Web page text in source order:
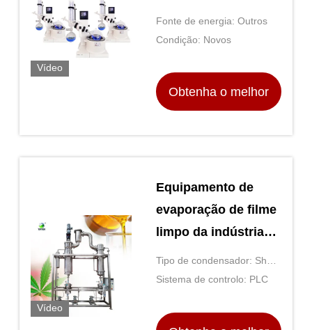
Vídeo
para separação
química
Fonte de energia: Outros
Condição: Novos
Obtenha o melhor
Vídeo
Equipamento de
evaporação de filme
limpo da indústria
CBD
Tipo de condensador: Shell
e tubo
Sistema de controlo: PLC